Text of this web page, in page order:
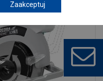
Zaakceptuj